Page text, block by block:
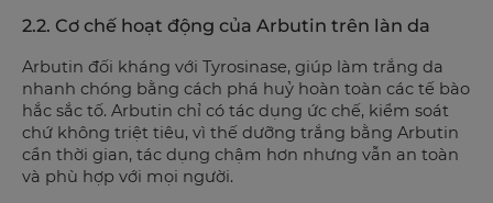
2.2. Cơ chế hoạt động của Arbutin trên làn da
Arbutin đối kháng với Tyrosinase, giúp làm trắng da
nhanh chóng bằng cách phá huỷ hoàn toàn các tế bào
hắc sắc tố. Arbutin chỉ có tác dụng ức chế, kiểm soát
chứ không triệt tiêu, vì thế dưỡng trắng bằng Arbutin
cần thời gian, tác dụng chậm hơn nhưng vẫn an toàn
và phù hợp với mọi người.